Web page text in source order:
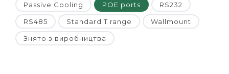
Passive Cooling POE ports RS232
RS485 Standard T range Wallmount
Знято з виробництва